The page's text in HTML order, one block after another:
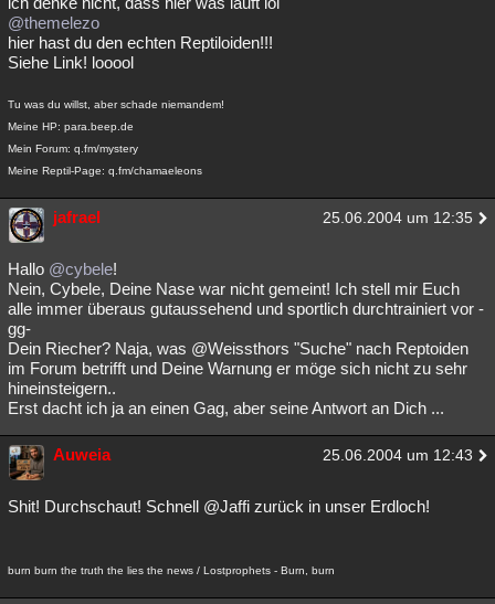
@themelezo
hier hast du den echten Reptiloiden!!!
Siehe Link! looool
Tu was du willst, aber schade niemandem!
Meine HP: para.beep.de
Mein Forum: q.fm/mystery
Meine Reptil-Page: q.fm/chamaeleons
jafrael 25.06.2004 um 12:35
Hallo @cybele!
Nein, Cybele, Deine Nase war nicht gemeint! Ich stell mir Euch
alle immer überaus gutaussehend und sportlich durchtrainiert vor -
gg-
Dein Riecher? Naja, was @Weissthors "Suche" nach Reptoiden
im Forum betrifft und Deine Warnung er möge sich nicht zu sehr
hineinsteigern..
Erst dacht ich ja an einen Gag, aber seine Antwort an Dich ...
Auweia 25.06.2004 um 12:43
Shit! Durchschaut! Schnell @Jaffi zurück in unser Erdloch!
burn burn the truth the lies the news / Lostprophets - Burn, burn